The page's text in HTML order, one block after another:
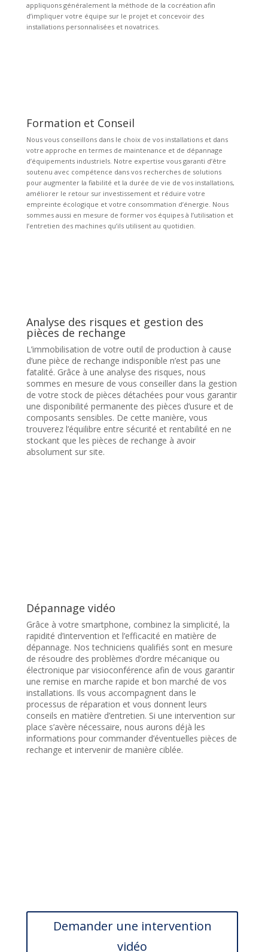
appliquons généralement la méthode de la cocréation afin
d’impliquer votre équipe sur le projet et concevoir des
installations personnalisées et novatrices.
Formation et Conseil
Nous vous conseillons dans le choix de vos installations et dans
votre approche en termes de maintenance et de dépannage
d’équipements industriels. Notre expertise vous garanti d’être
soutenu avec compétence dans vos recherches de solutions
pour augmenter la fiabilité et la durée de vie de vos installations,
améliorer le retour sur investissement et réduire votre
empreinte écologique et votre consommation d’énergie. Nous
sommes aussi en mesure de former vos équipes à l’utilisation et
l’entretien des machines qu’ils utilisent au quotidien.
Analyse des risques et gestion des
pièces de rechange
L’immobilisation de votre outil de production à cause
d’une pièce de rechange indisponible n’est pas une
fatalité. Grâce à une analyse des risques, nous
sommes en mesure de vous conseiller dans la gestion
de votre stock de pièces détachées pour vous garantir
une disponibilité permanente des pièces d’usure et de
composants sensibles. De cette manière, vous
trouverez l’équilibre entre sécurité et rentabilité en ne
stockant que les pièces de rechange à avoir
absolument sur site.
Dépannage vidéo
Grâce à votre smartphone, combinez la simplicité, la
rapidité d’intervention et l’efficacité en matière de
dépannage. Nos techniciens qualifiés sont en mesure
de résoudre des problèmes d’ordre mécanique ou
électronique par visioconférence afin de vous garantir
une remise en marche rapide et bon marché de vos
installations. Ilsvous accompagnent dans le
processus de réparation et vous donnent leurs
conseils en matière d’entretien. Si une intervention sur
place s’avère nécessaire, nous aurons déjà les
informations pour commander d’éventuelles pièces de
rechange et intervenir de manière ciblée.
Demander une intervention
vidéo